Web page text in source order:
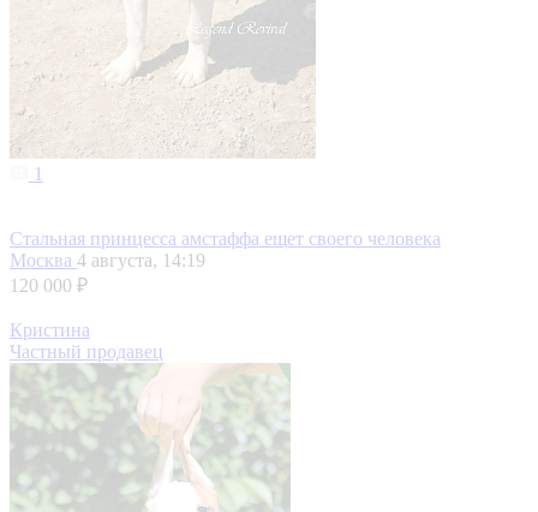
1
Стальная принцесса амстаффа ещет своего человека
Москва 4 августа, 14:19
120 000 ₽
Кристина
Частный продавец